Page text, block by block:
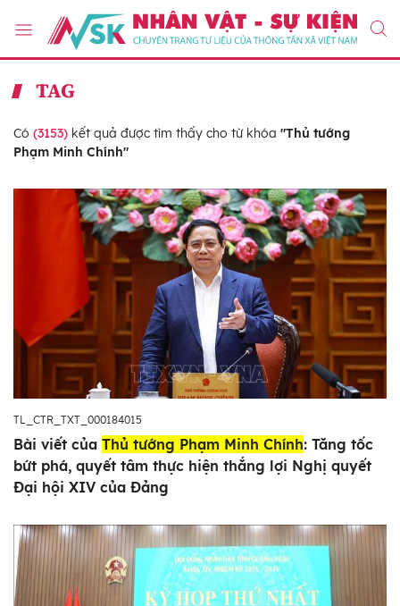
TAG
Có (3153) kết quả được tìm thấy cho từ khóa "Thủ tướng
Phạm Minh Chính"
TL_CTR_TXT_000184015
Bài viết của Thủ tướng Phạm Minh Chính: Tăng tốc
bứt phá, quyết tâm thực hiện thắng lợi Nghị quyết
Đại hội XIV của Đảng